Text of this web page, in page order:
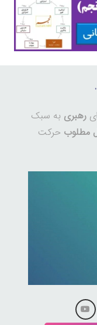
رهبری به سبک
مطلوب حرکت